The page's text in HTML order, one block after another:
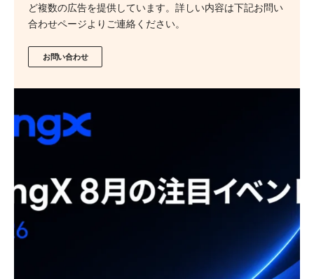
ど複数の広告を提供しています。詳しい内容は下記お問い
合わせページよりご連絡ください。
お問い合わせ